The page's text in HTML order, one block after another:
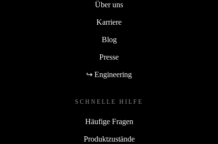
Über uns
Karriere
Blog
Presse
↪ Engineering
SCHNELLE HILFE
Häufige Fragen
Produktzustände